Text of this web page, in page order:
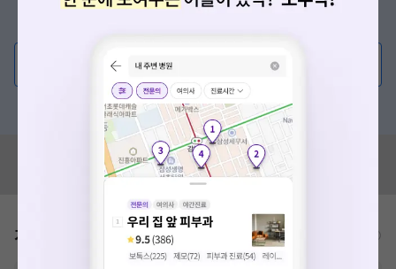
증상/치료, 궁금한 점이 있나요?
💬 무엇이든 물어보세요
혹은, 의료상담 서비스에 다양한 게시글 보러가기
혹시 잘못된 병원정보가 있나요?
모두닥 팀에 알려주세요!
가격표 비급여/급여 진료란?